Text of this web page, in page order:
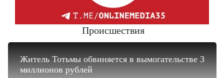
Происшествия
Житель Тотьмы обвиняется в вымогательстве 3
миллионов рублей